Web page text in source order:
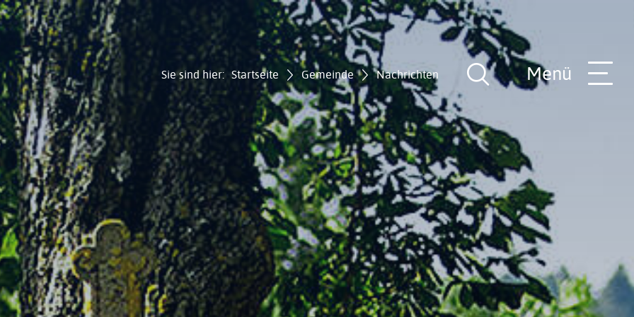
Sie sind hier: Startseite Gemeinde Nachrichten
Suche
Menü
Gemeinde
Grußwort
Nachrichten